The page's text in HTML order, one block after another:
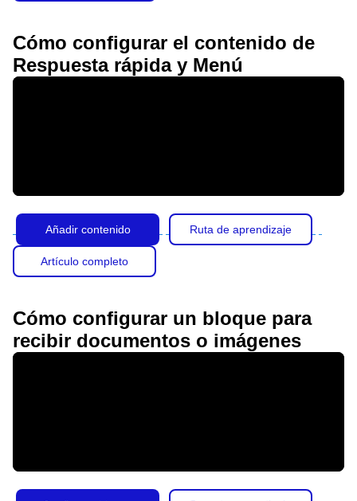
Cómo configurar el contenido de
Respuesta rápida y Menú
Añadir contenido Ruta de aprendizaje
Artículo completo
Cómo configurar un bloque para
recibir documentos o imágenes